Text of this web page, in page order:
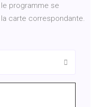
programme se
carte correspondante.